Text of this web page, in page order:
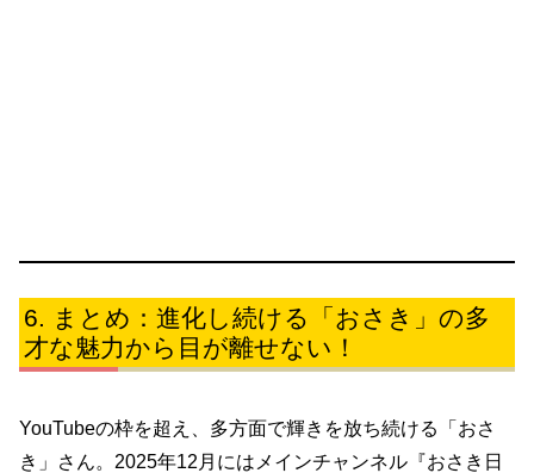
まとめ：進化し続ける「おさき」の多
才な魅力から目が離せない！
YouTubeの枠を超え、多方面で輝きを放ち続ける「おさ
き」さん。2025年12月にはメインチャンネル『おさき日